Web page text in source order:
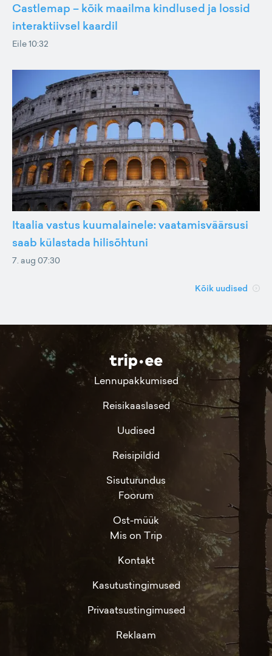
Castlemap – kõik maailma kindlused ja lossid
interaktiivsel kaardil
Eile 10:32
Itaalia vastus kuumalainele: vaatamisväärsusi
saab külastada hilisõhtuni
7. aug 07:30
Kõik uudised
Lennupakkumised
Reisikaaslased
Uudised
Reisipildid
Sisuturundus
Foorum
Ost-müük
Mis on Trip
Kontakt
Kasutustingimused
Privaatsustingimused
Reklaam